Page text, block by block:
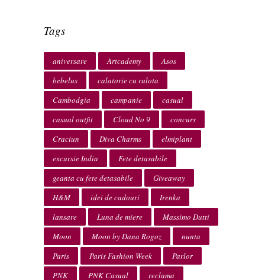
Tags
aniversare Artcademy
Asos
bebelus
calatorie cu rulota
Cambodgia
campanie
casual
casual outfit
Cloud No 9
concurs
Craciun
Diva Charms
elmiplant
excursie India
Fete detasabile
geanta cu fete detasabile
Giveaway
H&M
idei de cadouri
Irenka
lansare
Luna de miere
Massimo Dutti
Moon
Moon by Dana Rogoz
nunta
Paris
Paris Fashion Week
Parlor
PNK
PNK Casual reclama